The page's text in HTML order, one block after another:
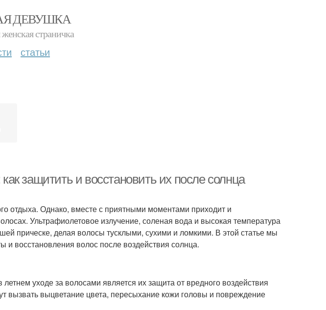
ДЕВУШКА
страничка
статьи
защитить и восстановить их после солнца
отдыха. Однако, вместе с приятными моментами приходит и
Ультрафиолетовое излучение, соленая вода и высокая температура
прическе, делая волосы тусклыми, сухими и ломкими. В этой статье мы
восстановления волос после воздействия солнца.
уходе за волосами является их защита от вредного воздействия
вызвать выцветание цвета, пересыхание кожи головы и повреждение